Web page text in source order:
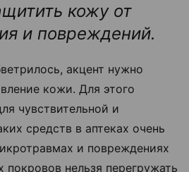
кожу от
и повреждений.
акцент нужно
кожи. Для этого
чувствительной и
средств в аптеках очень
и повреждениях
нельзя перегружать